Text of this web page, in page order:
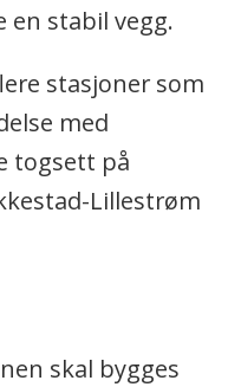
en stabil vegg.
stasjoner som
med
togsett på
Lillestrøm
skal bygges